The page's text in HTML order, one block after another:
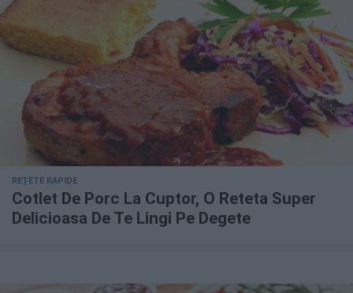
REȚETE RAPIDE
Cotlet De Porc La Cuptor, O Reteta Super
Delicioasa De Te Lingi Pe Degete